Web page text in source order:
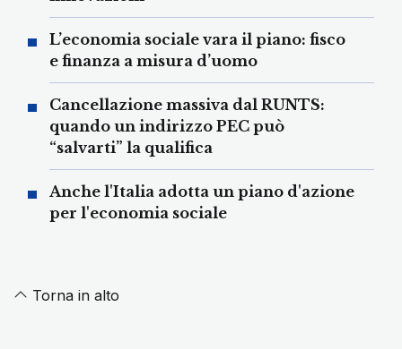
L’economia sociale vara il piano: fisco
e finanza a misura d’uomo
Cancellazione massiva dal RUNTS:
quando un indirizzo PEC può
“salvarti” la qualifica
Anche l'Italia adotta un piano d'azione
per l'economia sociale
Torna in alto